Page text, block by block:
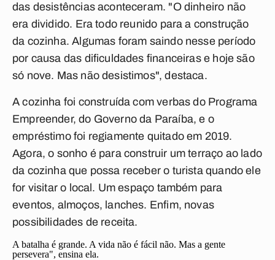
das desistências aconteceram. "O dinheiro não
era dividido. Era todo reunido para a construção
da cozinha. Algumas foram saindo nesse período
por causa das dificuldades financeiras e hoje são
só nove. Mas não desistimos", destaca.
A cozinha foi construída com verbas do Programa
Empreender, do Governo da Paraíba, e o
empréstimo foi regiamente quitado em 2019.
Agora, o sonho é para construir um terraço ao lado
da cozinha que possa receber o turista quando ele
for visitar o local. Um espaço também para
eventos, almoços, lanches. Enfim, novas
possibilidades de receita.
A batalha é grande. A vida não é fácil não. Mas a gente
persevera", ensina ela.